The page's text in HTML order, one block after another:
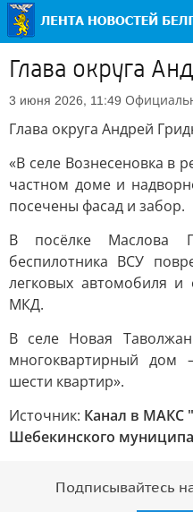
Глава округа
3 июня 2026, 11:49
Глава округа Андрей
«В селе Вознесеновка в
частном доме и
посечены фасад и забор.
В посёлке Маслова
беспилотника ВСУ
легковых автомобиля и
МКД.
В селе Новая
многоквартирный дом
шести квартир».
Источник: Канал в МАКС
Шебекинского
Подписывайтесь